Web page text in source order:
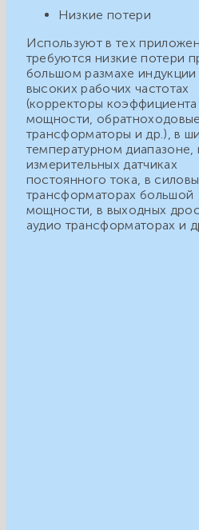
Низкие потери
Используют в тех
требуются низкие потери
большом размахе индукции
высоких рабочих частотах
(корректоры коэффициента
мощности,
трансформаторы и др.), в
температурном диапазоне,
измерительных датчиках
постоянного тока, в
трансформаторах большой
мощности, в выходных
аудио трансформаторах и